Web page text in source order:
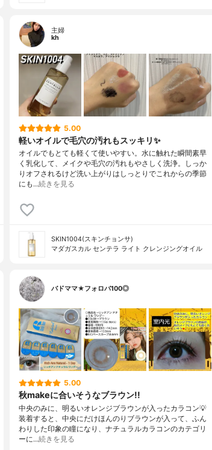
主婦
kh
5.00
軽いオイルで毛穴の汚れもスッキリ✨
オイルでもとても軽くて使いやすい。水に触れた瞬間素早
く乳化して、メイクや毛穴の汚れもやさしく洗浄。しっか
りオフされるけど洗い上がりはしっとりでこれからの季節
にも…続きを見る
SKIN1004(スキンチョンサ)
マダガスカル センテラ ライト クレンジングオイル
バドママ★フォロバ100◎
5.00
秋makeに合いそうなブラウン!!
中央のみに、明るいオレンジブラウンが入ったカラコン💡
装着すると、中央にだけほんのりブラウンが入って、ふん
わりした印象の瞳になり、ナチュラルカラコンのカテゴリ
ーに…続きを見る